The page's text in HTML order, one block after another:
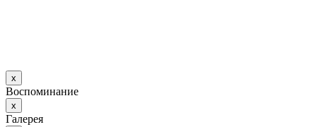
х
Воспоминание
х
Галерея